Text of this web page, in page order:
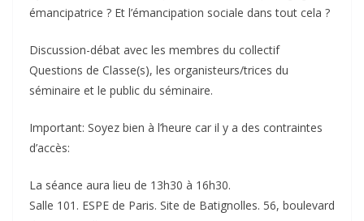
émancipatrice ? Et l’émancipation sociale dans tout cela ?
Discussion-débat avec les membres du collectif
Questions de Classe(s), les organisteurs/trices du
séminaire et le public du séminaire.
Important: Soyez bien à l’heure car il y a des contraintes
d’accès:
La séance aura lieu de 13h30 à 16h30.
Salle 101. ESPE de Paris. Site de Batignolles. 56, boulevard